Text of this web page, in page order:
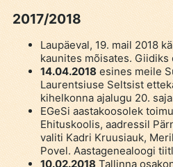
2017/2018
Laupäeval, 19. mail 2018
kaunites mõisates. Giidiks
14.04.2018esines meile
Laurentsiuse Seltsist
kihelkonna ajalugu 20.
EGeSi aastakoosolek
Ehituskoolis, aadressil
valiti Kadri Kruusiauk,
Povel. Aastagenealoogi
10.02.2018Tallinna